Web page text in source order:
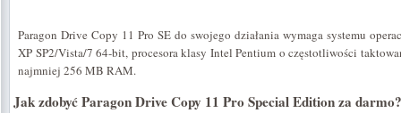
Paragon Drive Copy 11 Pro SE do swojego działania wymaga systemu
XP SP2/Vista/7 64-bit, procesora klasy Intel Pentium o częstotliwości
najmniej 256 MB RAM.
Jak zdobyć Paragon Drive Copy 11 Pro Special Edition za darmo?